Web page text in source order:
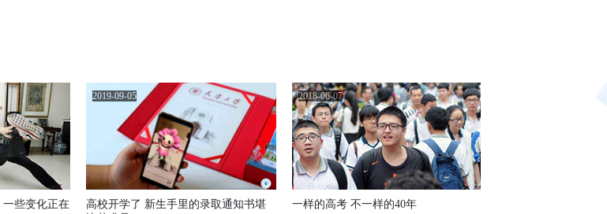
一些变化正在
2019-09-05
高校开学了 新生手里的录取通知书堪
2018-06-07
一样的高考 不一样的40年